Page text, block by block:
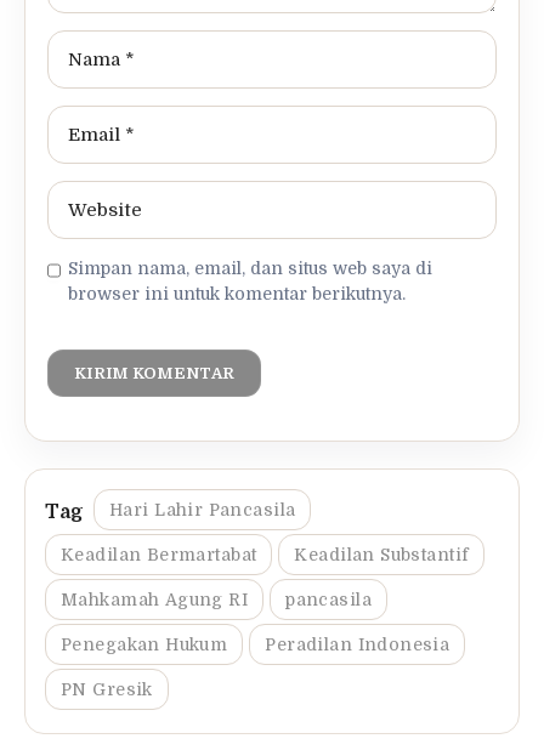
Simpan nama, email, dan situs web saya di
browser ini untuk komentar berikutnya.
Hari Lahir Pancasila
Keadilan Bermartabat Keadilan Substantif
Mahkamah Agung RI pancasila
Penegakan Hukum Peradilan Indonesia
PN Gresik